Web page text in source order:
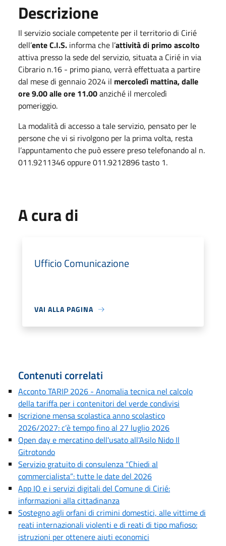
Descrizione
Il servizio sociale competente per il territorio di Cirié
dell’ente C.I.S. informa che l’attività di primo ascolto
attiva presso la sede del servizio, situata a Cirié in via
Cibrario n.16 - primo piano, verrà effettuata a partire
dal mese di gennaio 2024 il mercoledì mattina, dalle
ore 9.00 alle ore 11.00anziché il mercoledì
pomeriggio.
La modalità di accesso a tale servizio, pensato per le
persone che vi si rivolgono per la prima volta, resta
l’appuntamento che può essere preso telefonando al n.
011.9211346 oppure 011.9212896 tasto 1.
A cura di
Ufficio Comunicazione
VAI ALLA PAGINA
Contenuti correlati
Acconto TARIP 2026 - Anomalia tecnica nel calcolo
della tariffa per i contenitori del verde condivisi
Iscrizione mensa scolastica anno scolastico
2026/2027: c’è tempo fino al 27 luglio 2026
Open day e mercatino dell'usato all'Asilo Nido Il
Gitrotondo
Servizio gratuito di consulenza “Chiedi al
commercialista”: tutte le date del 2026
App IO e i servizi digitali del Comune di Cirié:
informazioni alla cittadinanza
Sostegno agli orfani di crimini domestici, alle vittime di
reati internazionali violenti e di reati di tipo mafioso:
istruzioni per ottenere aiuti economici